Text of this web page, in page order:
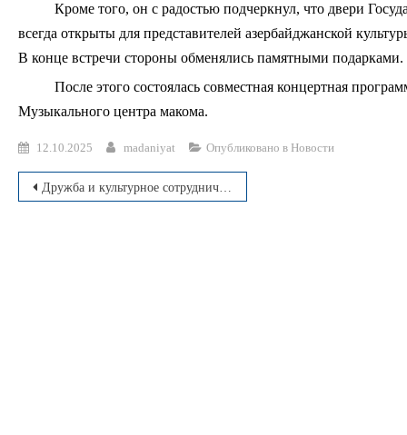
Кроме того, он с радостью подчеркнул, что двери
всегда открыты для представителей азербайджанской
В конце встречи стороны обменялись памятными подарками.
После этого состоялась совместная концертная
Музыкального центра макома.
12.10.2025 madaniyat Опубликовано в Новости
Навигация
Дружба и культурное сотрудничество между Узбекистаном и Азербайджаном